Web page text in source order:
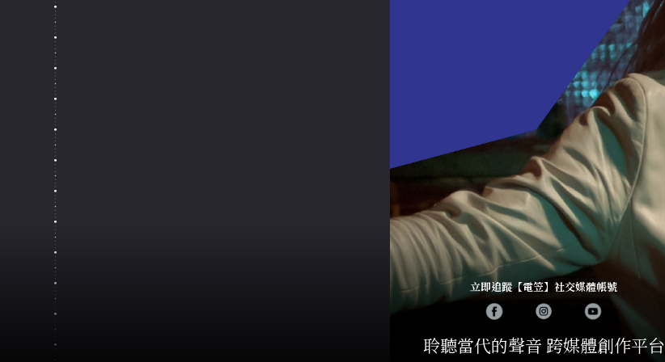
立即追蹤【電笠】社交媒體帳號
聆聽當代的聲音 跨媒體創作平台